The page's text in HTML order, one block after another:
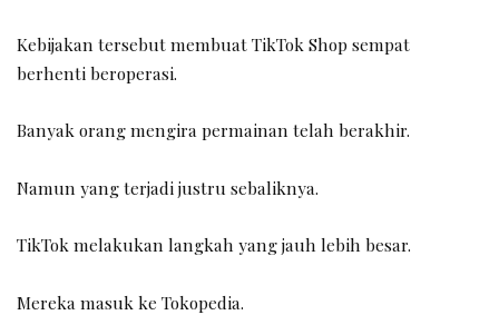
Kebijakan tersebut membuat TikTok Shop sempat
berhenti beroperasi.
Banyak orang mengira permainan telah berakhir.
Namun yang terjadi justru sebaliknya.
TikTok melakukan langkah yang jauh lebih besar.
Mereka masuk ke Tokopedia.